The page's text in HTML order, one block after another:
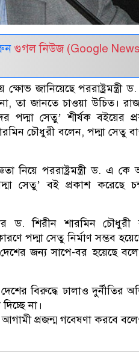
গুগল নিউজ (Google
জানিয়েছে পররাষ্ট্রমন্ত্রী
তা জানতে চাওয়া উচিত।
পদ্মা সেতু’ শীর্ষক বইয়ের
চৌধুরী বলেন, পদ্মা সেতু
নিয়ে পররাষ্ট্রমন্ত্রী ড. এ
সেতু’ বই প্রকাশ করেছে
ড. শিরীন শারমিন চৌধুরী
পদ্মা সেতু নির্মাণ সম্ভব
জন্য সাপে-বর হয়েছে বলে
বিরুদ্ধে ঢালাও দুর্নীতির
না।
আগামী প্রজন্ম গবেষণা করবে